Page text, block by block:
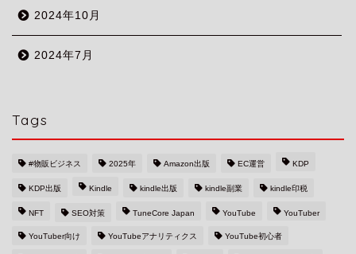
2024年10月
2024年7月
Tags
#物販ビジネス 2025年 Amazon出版 EC運営 KDP
KDP出版 Kindle kindle出版 kindle副業 kindle印税
NFT SEO対策 TuneCore Japan YouTube YouTuber
YouTuber向け YouTubeアナリティクス YouTube初心者